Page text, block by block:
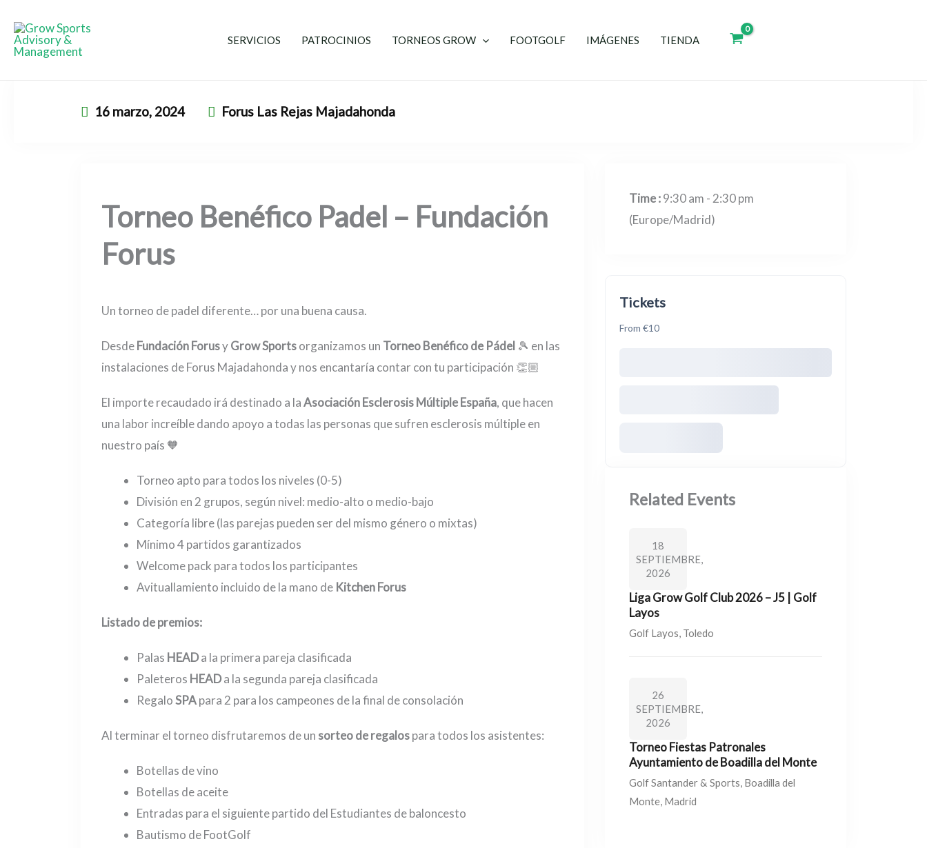
contenido
SERVICIOS PATROCINIOS TORNEOS GROW FOOTGOLF IMÁGENES TIENDA
16 marzo, 2024 Forus Las Rejas Majadahonda
Torneo Benéfico Padel – Fundación
Forus
Un torneo de padel diferente… por una buena causa.
DesdeFundación ForusyGrow Sportsorganizamos un Torneo Benéfico de Pádel 🎾 en las
instalaciones de Forus Majadahonda y nos encantaría contar con tu participación 👏🏼
El importe recaudado irá destinado a laAsociación Esclerosis Múltiple España, que hacen
una labor increíble dando apoyo a todas las personas que sufren esclerosis múltiple en
nuestro país 🧡
Torneo apto para todos los niveles (0-5)
División en 2 grupos, según nivel: medio-alto o medio-bajo
Categoría libre (las parejas pueden ser del mismo género o mixtas)
Mínimo 4 partidos garantizados
Welcome pack para todos los participantes
Avituallamiento incluido de la mano de Kitchen Forus
Listado de premios:
Palas HEADa la primera pareja clasificada
Paleteros HEADa la segunda pareja clasificada
RegaloSPApara 2 para los campeones de la final de consolación
Al terminar el torneo disfrutaremos de un sorteo de regalospara todos los asistentes:
Botellas de vino
Botellas de aceite
Entradas para el siguiente partido del Estudiantes de baloncesto
Bautismo de FootGolf
Time :9:30 am - 2:30 pm
(Europe/Madrid)
Tickets
From €10
Related Events
18
SEPTIEMBRE,
2026
Liga Grow Golf Club 2026 – J5 | Golf
Layos
Golf Layos, Toledo
26
SEPTIEMBRE,
2026
Torneo Fiestas Patronales
Ayuntamiento de Boadilla del Monte
Golf Santander & Sports, Boadilla del
Monte, Madrid